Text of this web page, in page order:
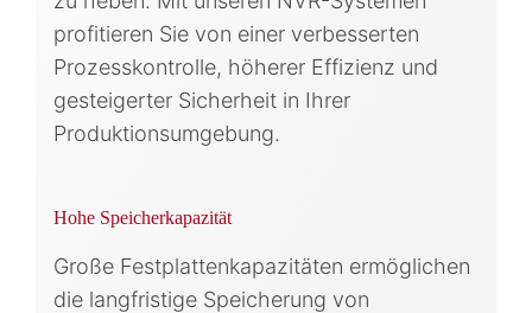
profitieren Sie von einer verbesserten
Prozesskontrolle, höherer Effizienz und
gesteigerter Sicherheit in Ihrer
Produktionsumgebung.
Hohe Speicherkapazität
Große Festplattenkapazitäten ermöglichen
die langfristige Speicherung von